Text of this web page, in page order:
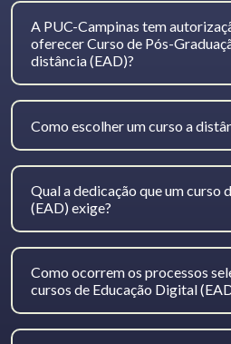
A PUC-Campinas tem
oferecer Curso de Pós-
distância (EAD)?
Como escolher um curso a
Qual a dedicação que um curso
(EAD) exige?
Como ocorrem os processos
cursos de Educação Digital